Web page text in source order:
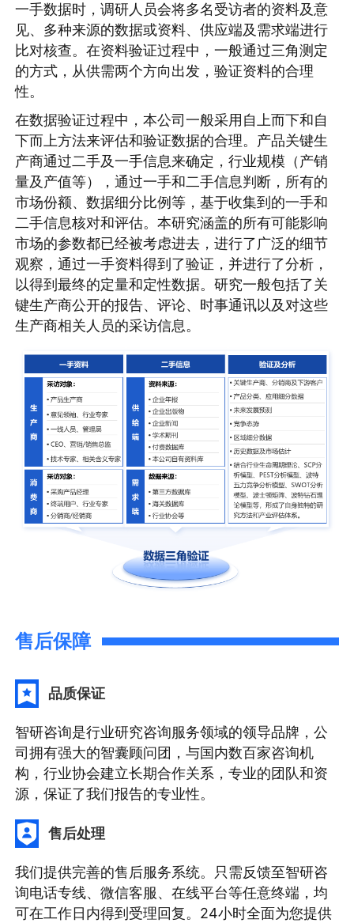
一手数据时，调研人员会将多名受访者的资料及意
见、多种来源的数据或资料、供应端及需求端进行
比对核查。在资料验证过程中，一般通过三角测定
的方式，从供需两个方向出发，验证资料的合理
性。
在数据验证过程中，本公司一般采用自上而下和自
下而上方法来评估和验证数据的合理。产品关键生
产商通过二手及一手信息来确定，行业规模（产销
量及产值等），通过一手和二手信息判断，所有的
市场份额、数据细分比例等，基于收集到的一手和
二手信息核对和评估。本研究涵盖的所有可能影响
市场的参数都已经被考虑进去，进行了广泛的细节
观察，通过一手资料得到了验证，并进行了分析，
以得到最终的定量和定性数据。研究一般包括了关
键生产商公开的报告、评论、时事通讯以及对这些
生产商相关人员的采访信息。
售后保障
品质保证
智研咨询是行业研究咨询服务领域的领导品牌，公
司拥有强大的智囊顾问团，与国内数百家咨询机
构，行业协会建立长期合作关系，专业的团队和资
源，保证了我们报告的专业性。
售后处理
我们提供完善的售后服务系统。只需反馈至智研咨
询电话专线、微信客服、在线平台等任意终端，均
可在工作日内得到受理回复。24小时全面为您提供